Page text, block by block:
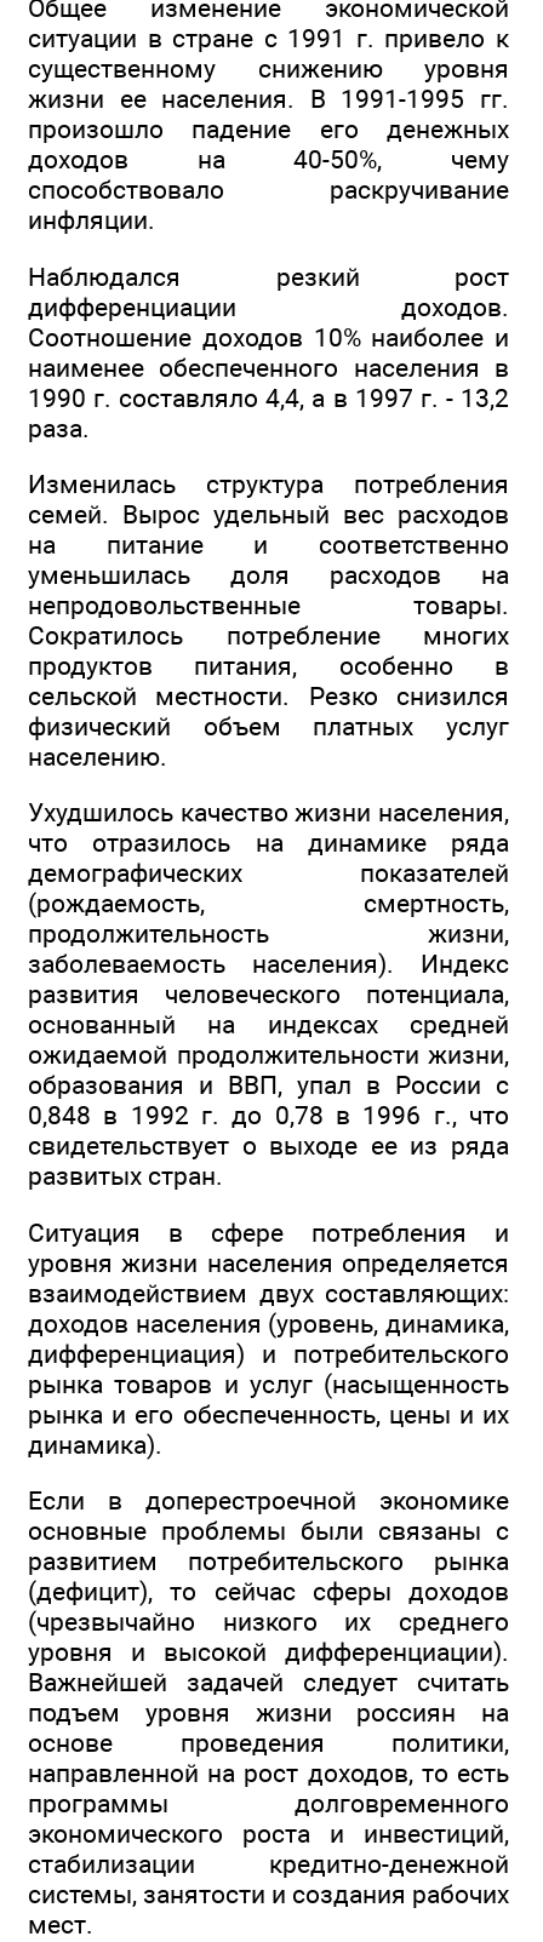
Общее изменение экономической
ситуации в стране с 1991 г. привело к
существенному снижению уровня
жизни ее населения. В 1991-1995 гг.
произошло падение его денежных
доходов на 40-50%, чему
способствовало раскручивание
инфляции.
Наблюдался резкий рост
дифференциации доходов.
Соотношение доходов 10% наиболее и
наименее обеспеченного населения в
1990 г. составляло 4,4, а в 1997 г. - 13,2
раза.
Изменилась структура потребления
семей. Вырос удельный вес расходов
на питание и соответственно
уменьшилась доля расходов на
непродовольственные товары.
Сократилось потребление многих
продуктов питания, особенно в
сельской местности. Резко снизился
физический объем платных услуг
населению.
Ухудшилось качество жизни населения,
что отразилось на динамике ряда
демографических показателей
(рождаемость, смертность,
продолжительность жизни,
заболеваемость населения). Индекс
развития человеческого потенциала,
основанный на индексах средней
ожидаемой продолжительности жизни,
образования и ВВП, упал в России с
0,848 в 1992 г. до 0,78 в 1996 г., что
свидетельствует о выходе ее из ряда
развитых стран.
Ситуация в сфере потребления и
уровня жизни населения определяется
взаимодействием двух составляющих:
доходов населения (уровень, динамика,
дифференциация) и потребительского
рынка товаров и услуг (насыщенность
рынка и его обеспеченность, цены и их
динамика).
Если в доперестроечной экономике
основные проблемы были связаны с
развитием потребительского рынка
(дефицит), то сейчас сферы доходов
(чрезвычайно низкого их среднего
уровня и высокой дифференциации).
Важнейшей задачей следует считать
подъем уровня жизни россиян на
основе проведения политики,
направленной на рост доходов, то есть
программы долговременного
экономического роста и инвестиций,
стабилизации кредитно-денежной
системы, занятости и создания рабочих
мест.